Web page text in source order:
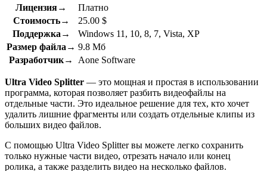
Лицензия→
Платно
Стоимость→
25.00 $
Поддержка→
Windows 11, 10, 8, 7, Vista, XP
Размер файла→ 9.8 Мб
Разработчик→
Aone Software
Ultra Video Splitter — это мощная и простая в использовании
программа, которая позволяет разбить видеофайлы на
отдельные части. Это идеальное решение для тех, кто хочет
удалить лишние фрагменты или создать отдельные клипы из
больших видео файлов.
С помощью Ultra Video Splitter вы можете легко сохранить
только нужные части видео, отрезать начало или конец
ролика, а также разделить видео на несколько файлов.